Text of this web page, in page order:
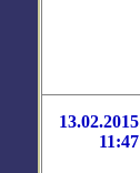
13.02.2015
11:47